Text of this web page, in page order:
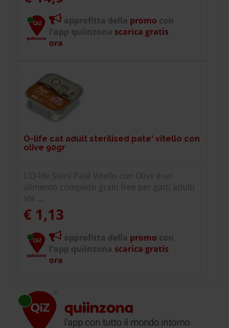
approfitta della promo con
l'app quiinzona scarica gratis
ora
O-life cat adult sterilised pate' vitello con
olive 90gr
L'O-life Steril Paté Vitello con Olive è un
alimento completo grain free per gatti adulti
ste ...
€ 1,13
approfitta della promo con
l'app quiinzona scarica gratis
ora